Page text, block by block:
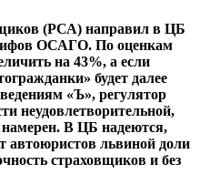
(РСА) направил в ЦБ
ОСАГО. По оценкам
на 43%, а если
будет далее
«Ъ», регулятор
неудовлетворительной,
В ЦБ надеются,
автоюристов львиной доли
страховщиков и без